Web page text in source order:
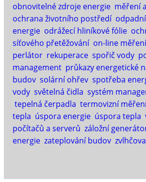
obnovitelné zdroje energie měření
ochrana životního postředí odpadní
energie odrážecí hliníkové fólie
síťového přetěžování on-line
perlátor rekuperace spořič vody
management průkazy energetické
budov solární ohřev spotřeba
vody světelná čidla systém
tepelná čerpadla termovizní
tepla úspora energie úspora tepla
počítačů a serverů záložní
energie zateplování budov